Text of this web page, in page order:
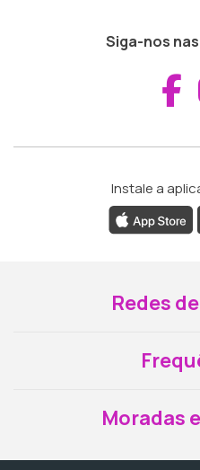
Siga-nos
Instale a
Redes
Moradas